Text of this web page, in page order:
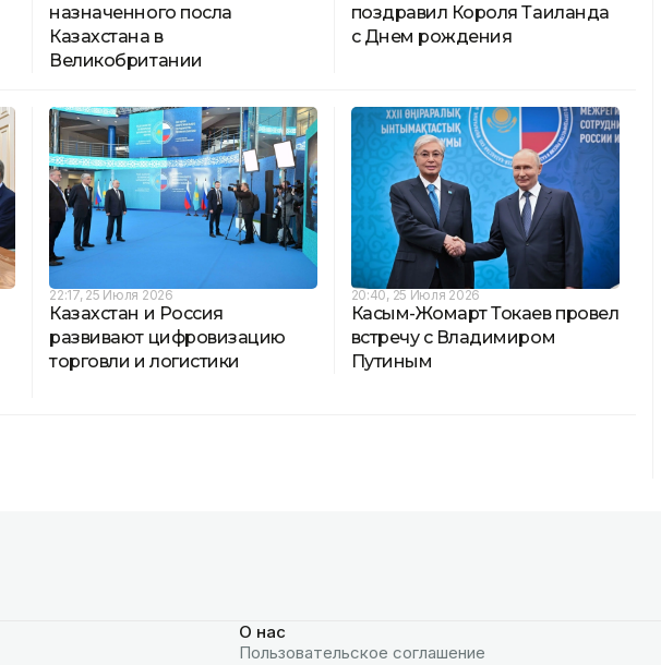
назначенного посла
Казахстана в
Великобритании
поздравил Короля Таиланда
с Днем рождения
22:17, 25 Июля 2026
Казахстан и Россия
развивают цифровизацию
торговли и логистики
20:40, 25 Июля 2026
Касым-Жомарт Токаев провел
встречу с Владимиром
Путиным
О нас
Пользовательское соглашение